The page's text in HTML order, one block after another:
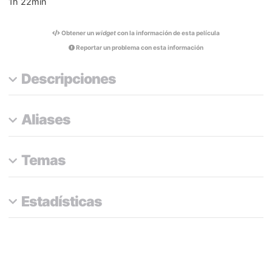
Obtener unwidgetcon la información de esta película
Reportar un problema con esta información
Descripciones
Aliases
Temas
Estadísticas